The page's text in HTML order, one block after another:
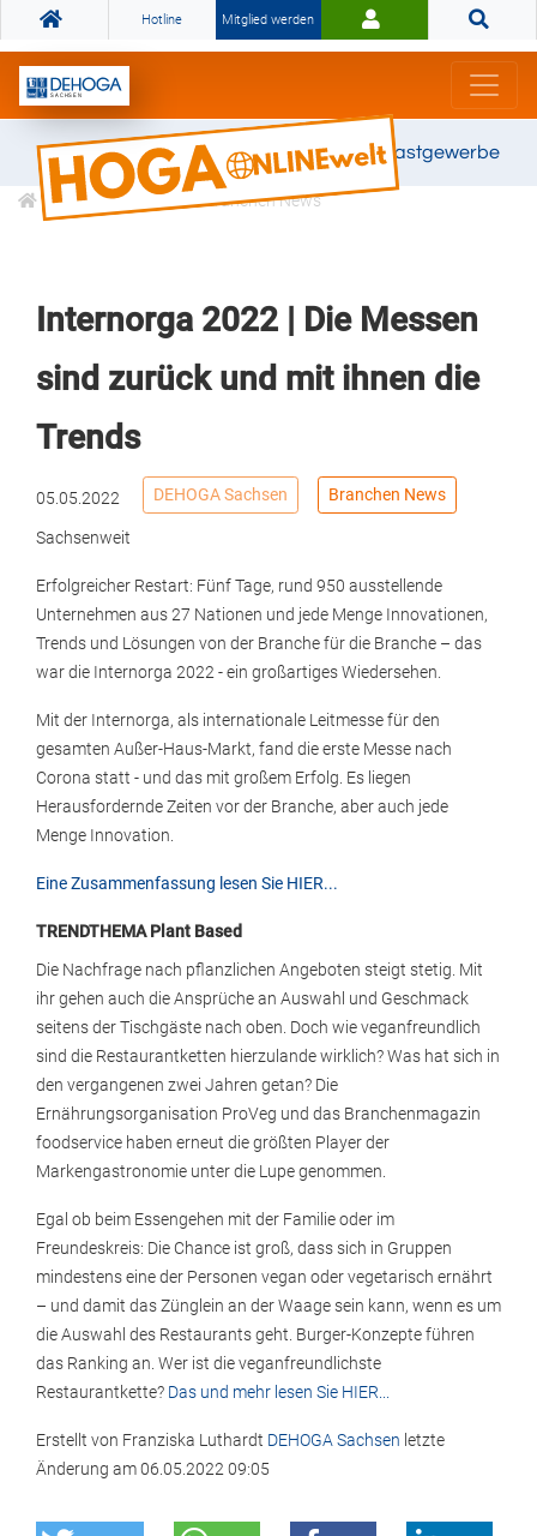
Hotline Mitglied werden
Gemeinsam stark für das Gastgewerbe
Informationen Branchen News
Internorga 2022 | Die Messen
sind zurück und mit ihnen die
Trends
05.05.2022 DEHOGA Sachsen Branchen News
Sachsenweit
Erfolgreicher Restart: Fünf Tage, rund 950 ausstellende
Unternehmen aus 27 Nationen und jede Menge Innovationen,
Trends und Lösungen von der Branche für die Branche – das
war die Internorga 2022 - ein großartiges Wiedersehen.
Mit der Internorga, als internationale Leitmesse für den
gesamten Außer-Haus-Markt, fand die erste Messe nach
Corona statt - und das mit großem Erfolg. Es liegen
Herausfordernde Zeiten vor der Branche, aber auch jede
Menge Innovation.
Eine Zusammenfassung lesen Sie HIER...
TRENDTHEMA Plant Based
Die Nachfrage nach pflanzlichen Angeboten steigt stetig. Mit
ihr gehen auch die Ansprüche an Auswahl und Geschmack
seitens der Tischgäste nach oben. Doch wie veganfreundlich
sind die Restaurantketten hierzulande wirklich? Was hat sich in
den vergangenen zwei Jahren getan? Die
Ernährungsorganisation ProVeg und das Branchenmagazin
foodservice haben erneut die größten Player der
Markengastronomie unter die Lupe genommen.
Egal ob beim Essengehen mit der Familie oder im
Freundeskreis: Die Chance ist groß, dass sich in Gruppen
mindestens eine der Personen vegan oder vegetarisch ernährt
– und damit das Zünglein an der Waage sein kann, wenn es um
die Auswahl des Restaurants geht. Burger-Konzepte führen
das Ranking an. Wer ist die veganfreundlichste
Restaurantkette? Das und mehr lesen Sie HIER...
Erstellt von Franziska Luthardt DEHOGA Sachsen letzte
Änderung am06.05.2022 09:05